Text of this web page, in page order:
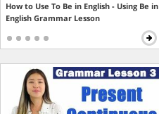
How to Use To Be in English - Using Be in
English Grammar Lesson